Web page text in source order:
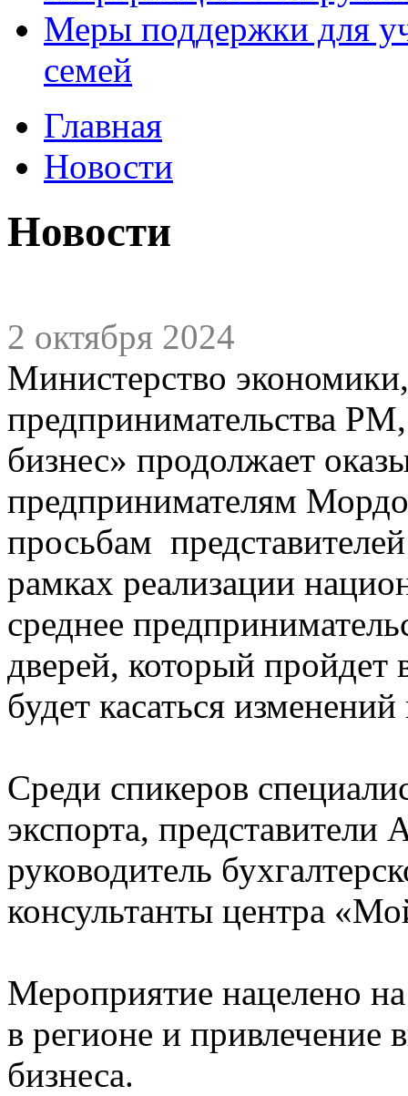
Меры поддержки для
семей
Главная
Новости
Новости
2 октября 2024
Министерство
предпринимательства
бизнес» продолжает
предпринимателям
просьбам
рамках реализации
среднее
дверей, который пройдет
будет касаться
Среди спикеров
экспорта,
руководитель
консультанты центра
Мероприятие нацелено
в регионе и
бизнеса.